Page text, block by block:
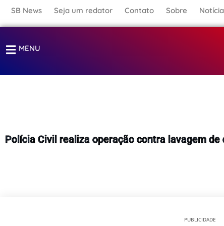
para
conteúdo
SB News Seja um redator Contato Sobre
MENU
Polícia Civil realiza operação contra lavagem
PUBLICIDADE